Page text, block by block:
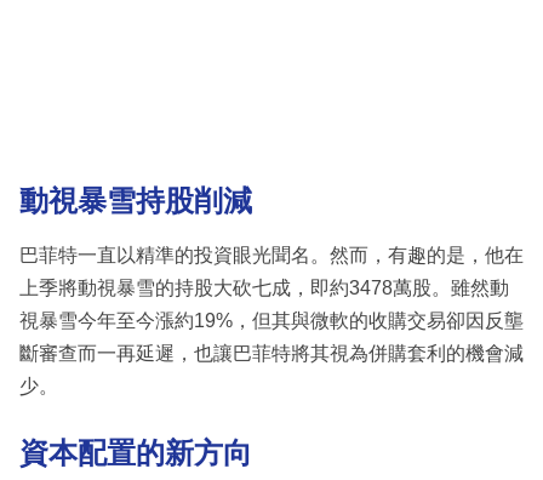
動視暴雪持股削減
巴菲特一直以精準的投資眼光聞名。然而，有趣的是，他在
上季將動視暴雪的持股大砍七成，即約3478萬股。雖然動
視暴雪今年至今漲約19%，但其與微軟的收購交易卻因反壟
斷審查而一再延遲，也讓巴菲特將其視為併購套利的機會減
少。
資本配置的新方向